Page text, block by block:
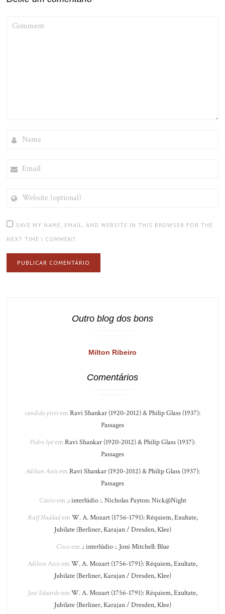
(OPTIONAL)
SAVE MY NAME, EMAIL, AND WEBSITE IN THIS BROWSER FOR THE
NEXT TIME I COMMENT.
Outro blog dos bons
Milton Ribeiro
Comentários
candida piresem Ravi Shankar (1920-2012) & Philip Glass (1937):
Passages
Pedro Ipêem Ravi Shankar (1920-2012) & Philip Glass (1937):
Passages
Adilson Assisem Ravi Shankar (1920-2012) & Philip Glass (1937):
Passages
Cássioem .: interlúdio :. Nicholas Payton: Nick@Night
Raif Haddadem W. A. Mozart (1756-1791): Réquiem, Exultate,
Jubilate (Berliner, Karajan / Dresden, Klee)
Ciscoem .: interlúdio :. Joni Mitchell: Blue
Adilson Assisem W. A. Mozart (1756-1791): Réquiem, Exultate,
Jubilate (Berliner, Karajan / Dresden, Klee)
José Eduardoem W. A. Mozart (1756-1791): Réquiem, Exultate,
Jubilate (Berliner, Karajan / Dresden, Klee)